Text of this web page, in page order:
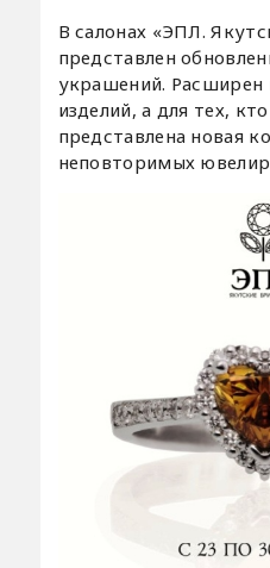
В салонах «ЭПЛ.
представлен
украшений. Расширен
изделий, а для тех,
представлена новая
неповторимых